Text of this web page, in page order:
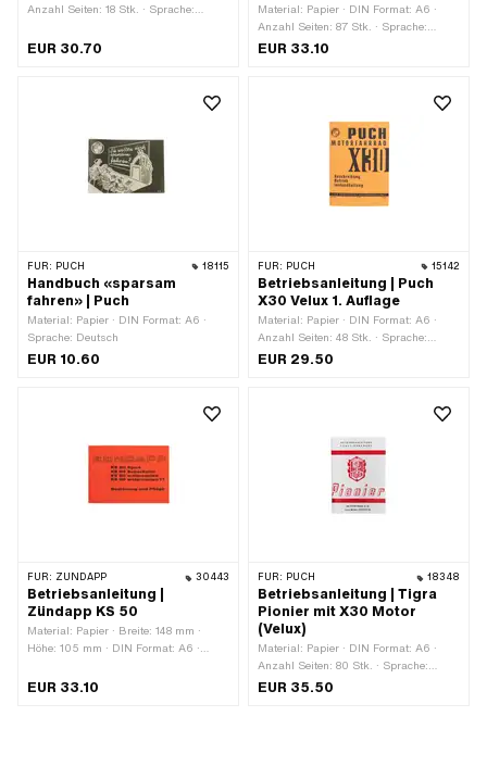
Anzahl Seiten: 18 Stk. · Sprache:
EUR 30.70
Material: Papier · DIN Format: A6 ·
Anzahl Seiten: 87 Stk. · Sprache:
Deutsch · Sprache: Französisch
EUR 33.10
FÜR: PUCH 18115
Handbuch «sparsam
fahren» | Puch
Material: Papier · DIN Format: A6 ·
Sprache: Deutsch
EUR 10.60
FÜR: PUCH 15142
Betriebsanleitung | Puch
X30 Velux 1. Auflage
Material: Papier · DIN Format: A6 ·
Anzahl Seiten: 48 Stk. · Sprache:
Deutsch
EUR 29.50
FÜR: ZÜNDAPP 30443
Betriebsanleitung |
Zündapp KS 50
Material: Papier · Breite: 148 mm ·
Höhe: 105 mm · DIN Format: A6 ·
Deutsch
EUR 33.10
FÜR: PUCH 18348
Betriebsanleitung | Tigra
Pionier mit X30 Motor
(Velux)
Material: Papier · DIN Format: A6 ·
Anzahl Seiten: 80 Stk. · Sprache:
Deutsch
EUR 35.50